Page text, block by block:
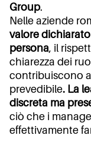
Group.
Nelle aziende
valore
persona, il
chiarezza dei
contribuiscono
prevedibile. La
discreta ma
ciò che i
effettivamente